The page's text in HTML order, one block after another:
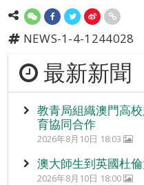
NEWS-1-4-1244028
最新新聞
教青局組織澳門高
育協同合作
2026年8月10日 18:03
澳大師生到英國杜
2026年8月10日 18:00